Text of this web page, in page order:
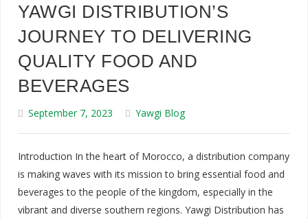
YAWGI DISTRIBUTION’S
JOURNEY TO DELIVERING
QUALITY FOOD AND
BEVERAGES
September 7, 2023 Yawgi Blog
Introduction In the heart of Morocco, a distribution company
is making waves with its mission to bring essential food and
beverages to the people of the kingdom, especially in the
vibrant and diverse southern regions. Yawgi Distribution has